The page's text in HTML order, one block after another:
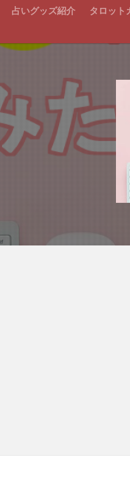
占いグッズ紹介
タロット